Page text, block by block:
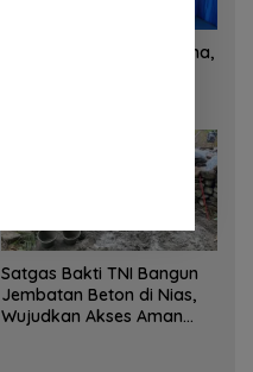
Sinergi Kementrans-Aruna,
Satgas Bakti TNI Bangun
Jembatan Beton di Nias,
Wujudkan Akses Aman